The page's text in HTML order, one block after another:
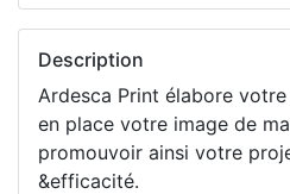
Description
Ardesca Print élabore
en place votre image de
promouvoir ainsi votre
&efficacité.